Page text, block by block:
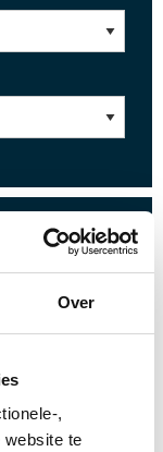
Over
,
te
Eenheid: